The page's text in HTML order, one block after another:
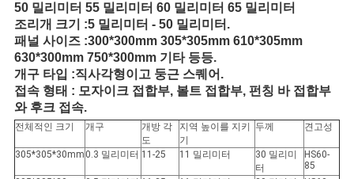
50 밀리미터 55 밀리미터 60 밀리미터 65 밀리미터
조리개 크기 :5 밀리미터 - 50 밀리미터.
패널 사이즈 :300*300mm 305*305mm 610*305mm
630*300mm 750*300mm 기타 등등.
개구 타입 :직사각형이고 둥근 스퀘어.
접속 형태 : 모자이크 접합부, 볼트 접합부, 펀칭 바 접합부
와 후크 접속.
전체적인 크기 개구
개방 각
도
지역 높이를 지키
기
두께 견고성
305*305*30mm 0.3 밀리미터 11-25 11 밀리미터
30 밀리미
터
HS60-
85